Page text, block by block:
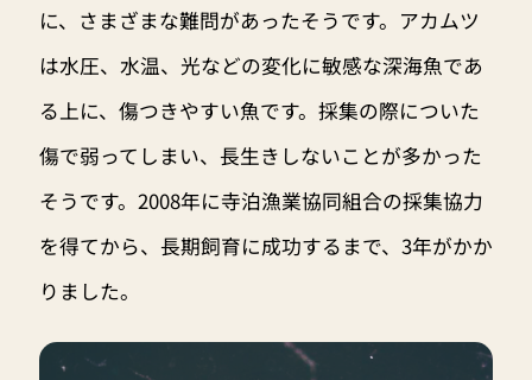
に、さまざまな難問があったそうです。アカムツ
は水圧、水温、光などの変化に敏感な深海魚であ
る上に、傷つきやすい魚です。採集の際についた
傷で弱ってしまい、長生きしないことが多かった
そうです。2008年に寺泊漁業協同組合の採集協力
を得てから、長期飼育に成功するまで、3年がかか
りました。